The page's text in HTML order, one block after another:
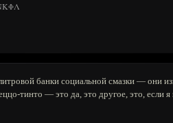
банки социальной смазки — они
тинто — это да, это другое, это, если